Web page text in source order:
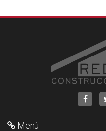
Menú